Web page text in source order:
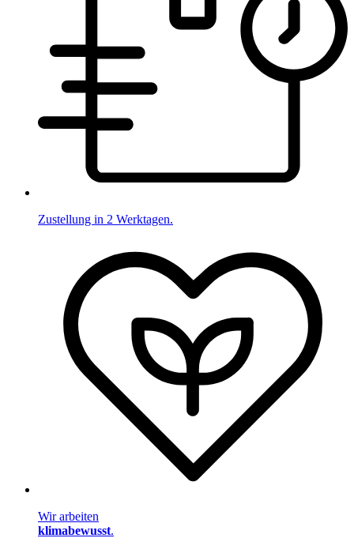
Zustellung in 2 Werktagen.
Wir arbeiten
klimabewusst.